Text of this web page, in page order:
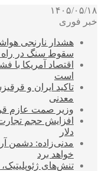
۱۴۰۵/۰۵/۱۸
خبر فوری
سقوط سنگ در
اقتصاد آمریکا با
است
تاکید ایران و
معدنی
وزیر صمت عازم
دلار
مدنی‌زاده: دشمن
خواهد برد
تنش‌های